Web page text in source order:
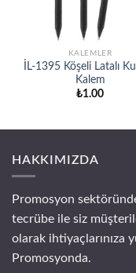
KALEMLER
İL-1395 Köşeli Latalı
Kalem
₺1.00
HAKKIMIZDA
Promosyon
tecrübe ile siz
olarak ihtiyaçlarınıza
Promosyonda.